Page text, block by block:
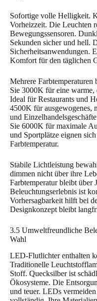
Sofortige volle Helligkeit.
Vorheizzeit. Die Leuchten
Bewegungssensoren.
Sekunden sicher und hell.
Sicherheitsanwendungen.
Komfort für den täglichen
Mehrere
Sie 3000K für eine warme,
Ideal für Restaurants und
4500K für ausgewogenes,
und
Sie 6000K für maximale
und Sportplätze eignen
Farbtemperatur.
Stabile Lichtleistung
dimmen nicht über ihre
Farbtemperatur bleibt über
Beleuchtungserlebnis ist
Vorhersagbarkeit hilft bei
Designkonzept bleibt
3.5 Umweltfreundliche
Wahl
LED-Flutlichter enthalten
Traditionelle
Stoff. Quecksilber ist
Ökosysteme. Die
und teuer. LEDs